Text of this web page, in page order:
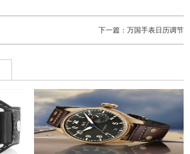
下一篇：万国手表日历调节